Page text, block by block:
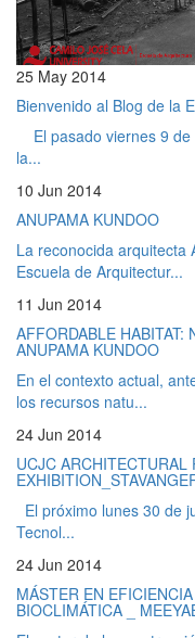
25 May 2014
Bienvenido al Blog de la
El pasado viernes 9 de
la...
10 Jun 2014
ANUPAMA KUNDOO
La reconocida arquitecta
Escuela de Arquitectur...
11 Jun 2014
AFFORDABLE
ANUPAMA KUNDOO
En el contexto actual,
los recursos natu...
24 Jun 2014
UCJC ARCHITECTURAL
El próximo lunes 30 de
Tecnol...
24 Jun 2014
MÁSTER EN
BIOCLIMÁTICA _